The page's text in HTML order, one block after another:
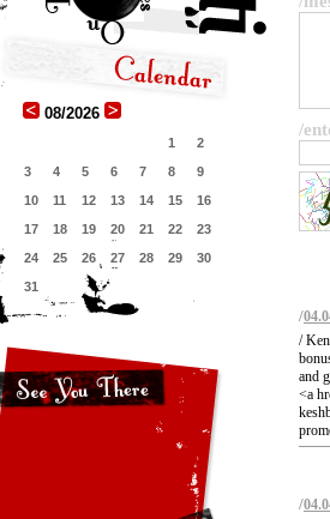
08/2026
1
2
3
4 5 6 7 8
9
10
11 12 13 14 15
16
17
18 19 20 21 22
23
24
25 26 27 28 29
30
31
/
/
/
and
<a
/